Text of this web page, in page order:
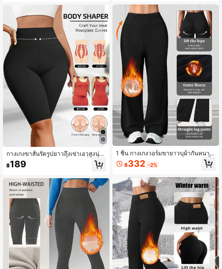
พลีเอสเตอร์สีดำสำหรับเล่นกีฬาฤดูใบไม้
กางเกงขาสั้นรัดรูปยาวถึงเข่าเอวสูงนุ่ม
และยืดหยุ่น, กางเกงขาสั้นโยคะวิ่งควบ
คุมหน้าท้องทึบแสงสำหรับกีฬากลางแจ้
หรับบ้านและชายหาดสีดำฤดูร้อน
฿189
ฟิตเนส, วิ่ง, ผ้าถักยาว, โพลีเอสเตอร์แล
ะสแปนเด็กซ์, สไตล์สปอร์ตและลำลอง,
ของขวัญวันหยุด สีดำ สปอร์ต
1 ชิ้น กางเกงวอร์มขายาวบุผ้ากันหนาว
สำหรับผู้หญิง, กางเกงขายาวเอวสูงสีพื้น
หนาพิเศษ, กางเกงกันหนาวหนาพิเศษกั
าถักยาว, โพลีเอสเตอร์และสแปนเด็กซ์,
สไตล์สปอร์ตและลำลอง, ของขวัญวันห
ยุด สีดำ สปอร์ต
฿332 -2%